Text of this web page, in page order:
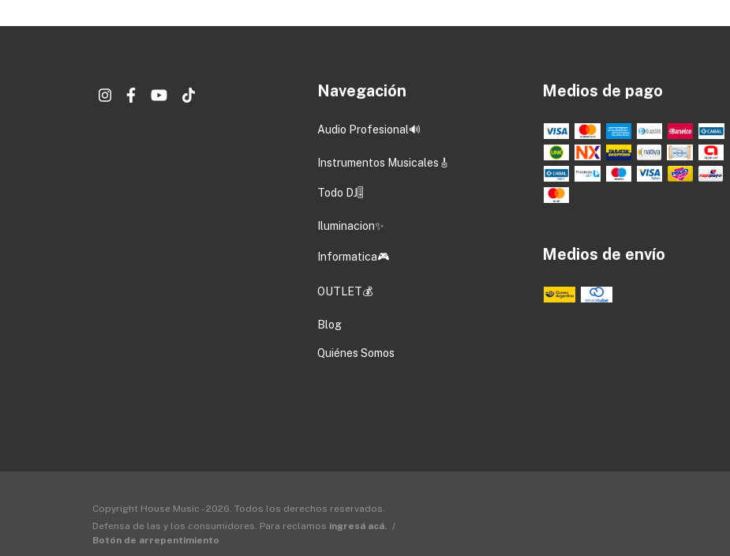
Navegación
Audio Profesional🔊
Instrumentos Musicales🎸
Todo DJ🎚️
Iluminacion✨
Informatica🎮
OUTLET💰
Blog
Quiénes Somos
Medios de pago
Medios de envío
Copyright House Music - 2026. Todos los derechos reservados.
Defensa de las y los consumidores. Para reclamos ingresá acá. /
Botón de arrepentimiento